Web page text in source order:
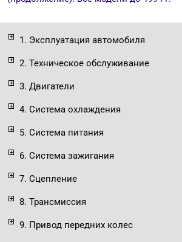
1. Эксплуатация автомобиля
2. Техническое обслуживание
3. Двигатели
4. Система охлаждения
5. Система питания
6. Система зажигания
7. Сцепление
8. Трансмиссия
9. Привод передних колес